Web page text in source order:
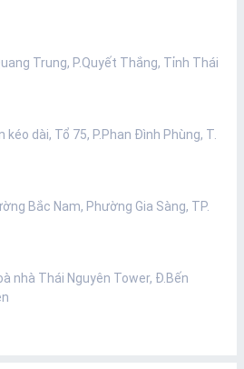
Trung, P.Quyết Thắng, Tỉnh Thái
kéo dài, Tổ 75, P.Phan Đình Phùng, T.
Bắc Nam, Phường Gia Sàng, TP.
nhà Thái Nguyên Tower, Đ.Bến